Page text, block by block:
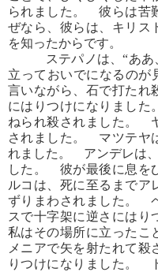
られました。 彼らは苦
ぜなら、彼らは、キリス
を知ったからです。
ステパノは、“あ
立っておいでになるのが
言いながら、石で打た
にはりつけになりまし
ねられ殺されました。
されました。 マツテヤ
れました。 アンデレは
した。 彼が最後に息を
ルコは、死に至るまでア
ずりまわされました。
スで十字架に逆さには
私はその場所に立った
メニアで矢を射たれて
りつけになりました。